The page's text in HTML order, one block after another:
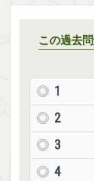
この過去
1
2
3
4